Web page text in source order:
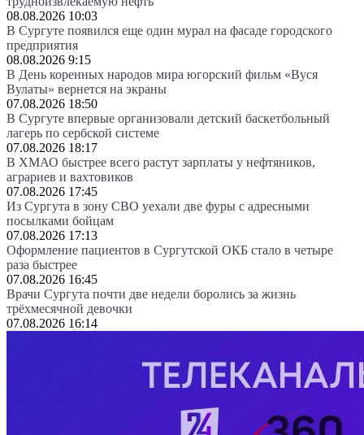
08.08.2026 10:03
В Сургуте появился еще один мурал на фасаде городского
предприятия
08.08.2026 9:15
В День коренных народов мира югорский фильм «Вуся
Вулаты» вернется на экраны
07.08.2026 18:50
В Сургуте впервые организовали детский баскетбольный
лагерь по сербской системе
07.08.2026 18:17
В ХМАО быстрее всего растут зарплаты у нефтяников,
аграриев и вахтовиков
07.08.2026 17:45
Из Сургута в зону СВО уехали две фуры с адресными
посылками бойцам
07.08.2026 17:13
Оформление пациентов в Сургутской ОКБ стало в четыре
раза быстрее
07.08.2026 16:45
Врачи Сургута почти две недели боролись за жизнь
трёхмесячной девочки
07.08.2026 16:14